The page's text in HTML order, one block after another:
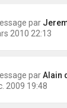
par Jeremy
2010 22:13
parAlain d 'Avel vat
2009 19:48